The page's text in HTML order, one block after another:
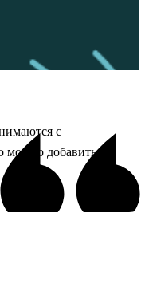
с
можно добавить